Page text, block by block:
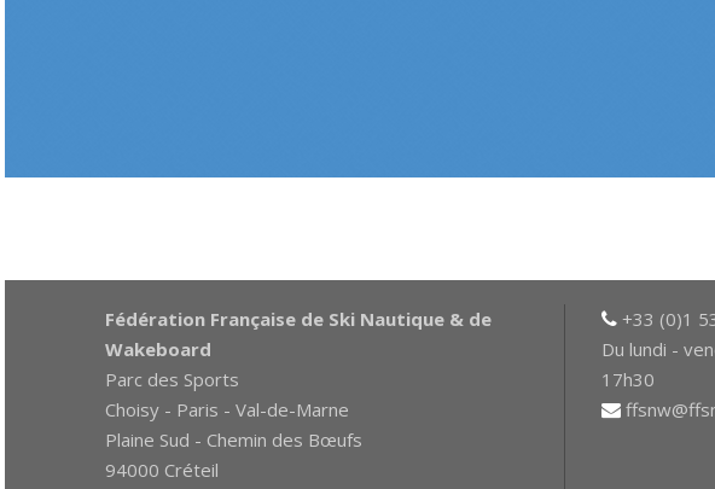
Fédération Française de Ski Nautique & de
Wakeboard
Parc des Sports
Choisy - Paris - Val-de-Marne
Plaine Sud - Chemin des Bœufs
94000 Créteil
+33 (0)1
Du lundi -
17h30